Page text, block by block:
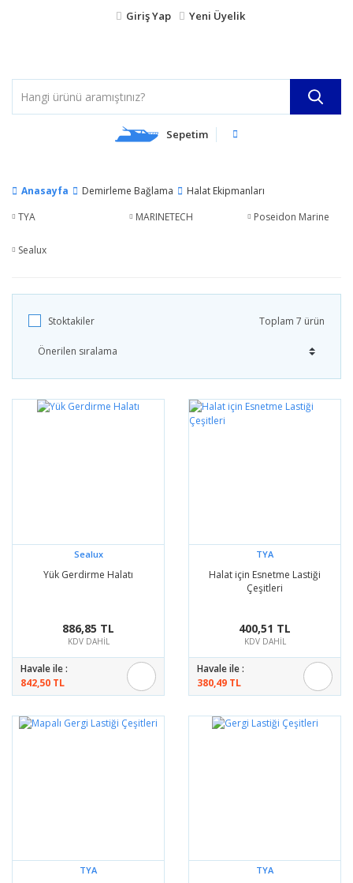
Giriş Yap Yeni Üyelik
Sepetim
Anasayfa Demirleme Bağlama
Halat Ekipmanları
TYA
MARINETECH Poseidon Marine
Sealux
Stoktakiler Toplam 7 ürün
Sealux
Yük Gerdirme Halatı
886,85 TL
KDV DAHİL
Havale ile :
842,50 TL
TYA
Halat için Esnetme Lastiği
Çeşitleri
400,51 TL
KDV DAHİL
Havale ile :
380,49 TL
TYA TYA